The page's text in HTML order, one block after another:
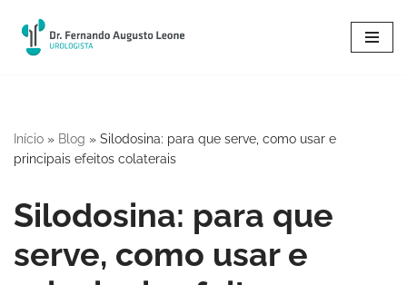
Pular
Início » Blog » Silodosina: para que serve, como usar e
principais efeitos colaterais
Silodosina: para que
serve, como usar e